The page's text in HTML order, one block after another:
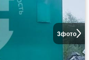
3фото